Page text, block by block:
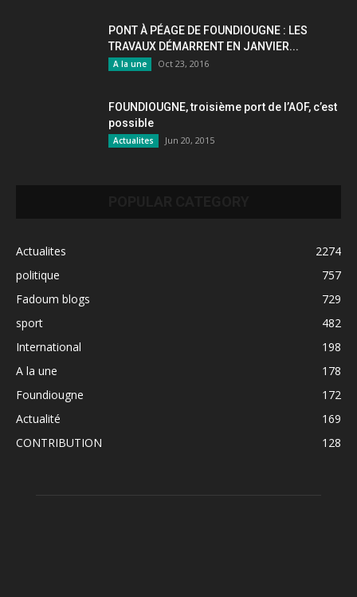
PONT À PÉAGE DE FOUNDIOUGNE : LES
TRAVAUX DÉMARRENT EN JANVIER...
A la une Oct 23, 2016
FOUNDIOUGNE, troisième port de l’AOF, c’est
possible
Actualites Jun 20, 2015
Actualites
2274
politique
757
Fadoum blogs
729
sport
482
International
198
A la une
178
Foundiougne
172
Actualité
169
CONTRIBUTION
128